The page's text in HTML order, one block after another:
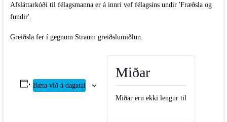
Afsláttarkóði til félagsmanna er á innri vef félagsins undir 'Fræðsla og
fundir'.
Greiðsla fer í gegnum Straum greiðslumiðlun.
Bæta við á dagatal
Miðar
Miðar eru ekki lengur til